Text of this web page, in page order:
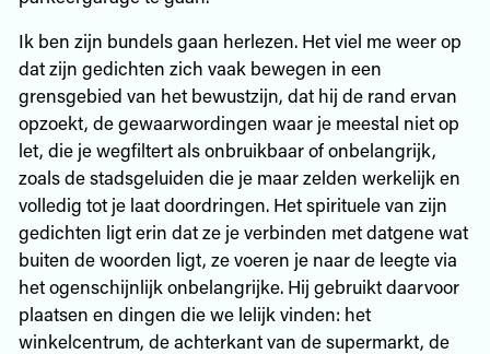
Ik ben zijn bundels gaan herlezen. Het viel me weer op
dat zijn gedichten zich vaak bewegen in een
grensgebied van het bewustzijn, dat hij de rand ervan
opzoekt, de gewaarwordingen waar je meestal niet op
let, die je wegfiltert als onbruikbaar of onbelangrijk,
zoals de stadsgeluiden die je maar zelden werkelijk en
volledig tot je laat doordringen. Het spirituele van zijn
gedichten ligt erin dat ze je verbinden met datgene wat
buiten de woorden ligt, ze voeren je naar de leegte via
het ogenschijnlijk onbelangrijke. Hij gebruikt daarvoor
plaatsen en dingen die we lelijk vinden: het
winkelcentrum, de achterkant van de supermarkt, de